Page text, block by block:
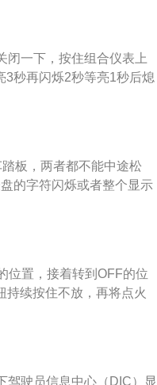
有一个最佳的工况。2.如
翻阅车辆的说明书来找到
4S店或者是汽修店，让专
程提示。
闭一下，按住组合仪表上
3秒再闪烁2秒等亮1秒后熄
构是4门5座三厢车，车
板，两者都不能中途松
的字符闪烁或者整个显示
表盘；5、释放归零按键
、宽1775mm、高1480m
位置，接着转到OFF的位
持续按住不放，再将点火
亮起1秒后熄灭，就可以
车辆的行驶达到预设的行
现保养的提示，这时，除
驾驶员信息中心（DIC）显